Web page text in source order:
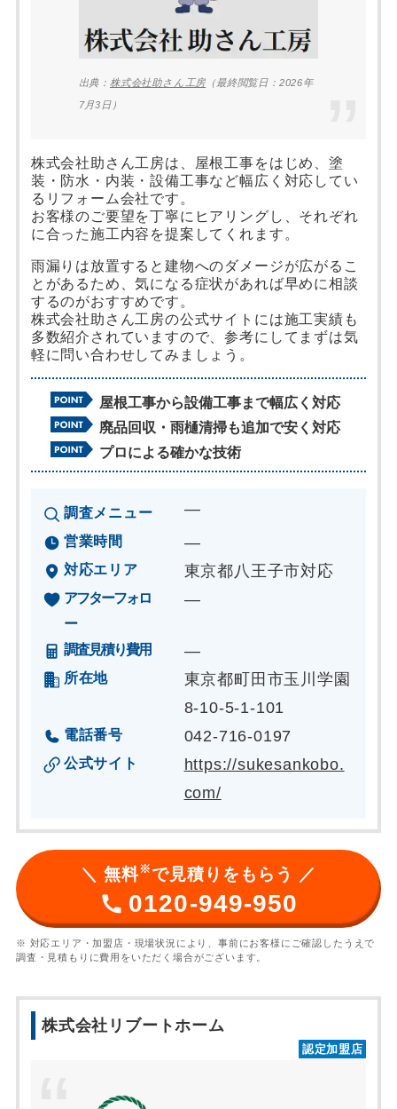
出典： 株式会社助さん工房 （最終閲覧日：2026年
7月3日）
株式会社助さん工房は、屋根工事をはじめ、塗
装・防水・内装・設備工事など幅広く対応してい
るリフォーム会社です。
お客様のご要望を丁寧にヒアリングし、それぞれ
に合った施工内容を提案してくれます。
雨漏りは放置すると建物へのダメージが広がるこ
とがあるため、気になる症状があれば早めに相談
するのがおすすめです。
株式会社助さん工房の公式サイトには施工実績も
多数紹介されていますので、参考にしてまずは気
軽に問い合わせしてみましょう。
屋根工事から設備工事まで幅広く対応
廃品回収・雨樋清掃も追加で安く対応
プロによる確かな技術
調査メニュー ―
営業時間 ―
対応エリア 東京都八王子市対応
アフターフォロ
ー
―
調査見積り費用 ―
所在地
東京都町田市玉川学園
8-10-5-1-101
電話番号 042-716-0197
公式サイト
https://sukesankobo.
com/
＼ 無料※で見積りをもらう ／
0120-949-950
※ 対応エリア・加盟店・現場状況により、事前にお客様にご確認したうえで
調査・見積もりに費用をいただく場合がございます。
株式会社リブートホーム
認定加盟店